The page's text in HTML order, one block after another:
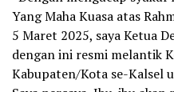
Yang Maha Kuasa atas
5 Maret 2025, saya Ketua
dengan ini resmi melantik
Kabupaten/Kota se-Kalsel